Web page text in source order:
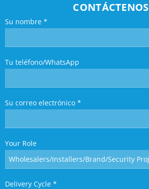
CONTÁCTENOS
Su nombre *
Tu teléfono/WhatsApp
Su correo electrónico *
Your Role
Delivery Cycle *